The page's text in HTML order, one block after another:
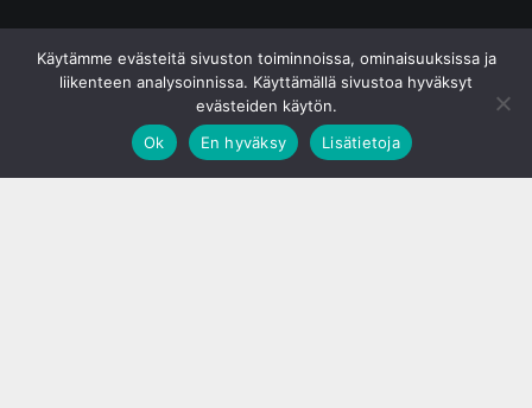
Käytämme evästeitä sivuston toiminnoissa, ominaisuuksissa ja
liikenteen analysoinnissa. Käyttämällä sivustoa hyväksyt
evästeiden käytön.
Ok
En hyväksy Lisätietoja